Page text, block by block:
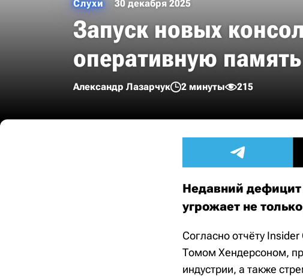
Слухи 30 декабря 2025
Запуск новых
оперативную память
Александр Лазарчук 2 минуты 215
Недавний дефицит
угрожает не
Согласно отчёту
Томом Хендерсоном,
индустрии, а также